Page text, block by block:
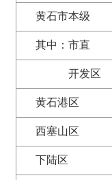
黄石市本级
其中：市直
开发区
黄石港区
西塞山区
下陆区